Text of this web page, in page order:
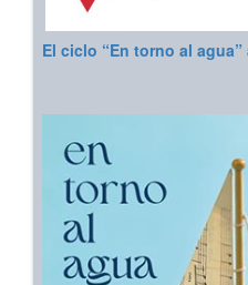
El ciclo “En torno al